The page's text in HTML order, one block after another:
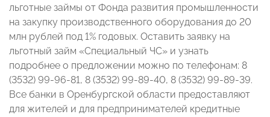
льготные займы от Фонда развития промышленности
на закупку производственного оборудования до 20
млн рублей под 1% годовых. Оставить заявку на
льготный займ «Специальный ЧС» и узнать
подробнее о предложении можно по телефонам: 8
(3532) 99-96-81, 8 (3532) 99-89-40, 8 (3532) 99-89-39.
Все банки в Оренбургской области предоставляют
для жителей и для предпринимателей кредитные